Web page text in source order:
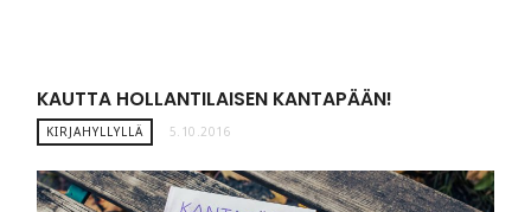
KAUTTA HOLLANTILAISEN KANTAPÄÄN!
KIRJAHYLLYLLÄ 5.10.2016